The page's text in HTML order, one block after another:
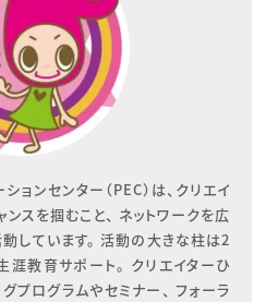
ョンセンター（PEC）は、クリエイ
スを掴むこと、 ネットワークを広
しています。 活動の大きな柱は2
涯教育サポート。 クリエイターひ
プログラムやセミナー、 フォーラ